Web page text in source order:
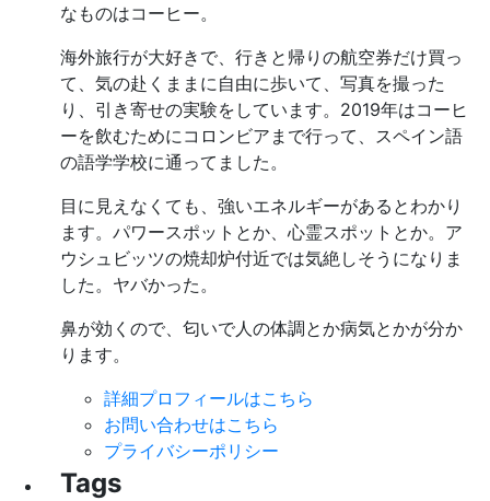
なものはコーヒー。
海外旅行が大好きで、行きと帰りの航空券だけ買っ
て、気の赴くままに自由に歩いて、写真を撮った
り、引き寄せの実験をしています。2019年はコーヒ
ーを飲むためにコロンビアまで行って、スペイン語
の語学学校に通ってました。
目に見えなくても、強いエネルギーがあるとわかり
ます。パワースポットとか、心霊スポットとか。ア
ウシュビッツの焼却炉付近では気絶しそうになりま
した。ヤバかった。
鼻が効くので、匂いで人の体調とか病気とかが分か
ります。
詳細プロフィールはこちら
お問い合わせはこちら
プライバシーポリシー
Tags